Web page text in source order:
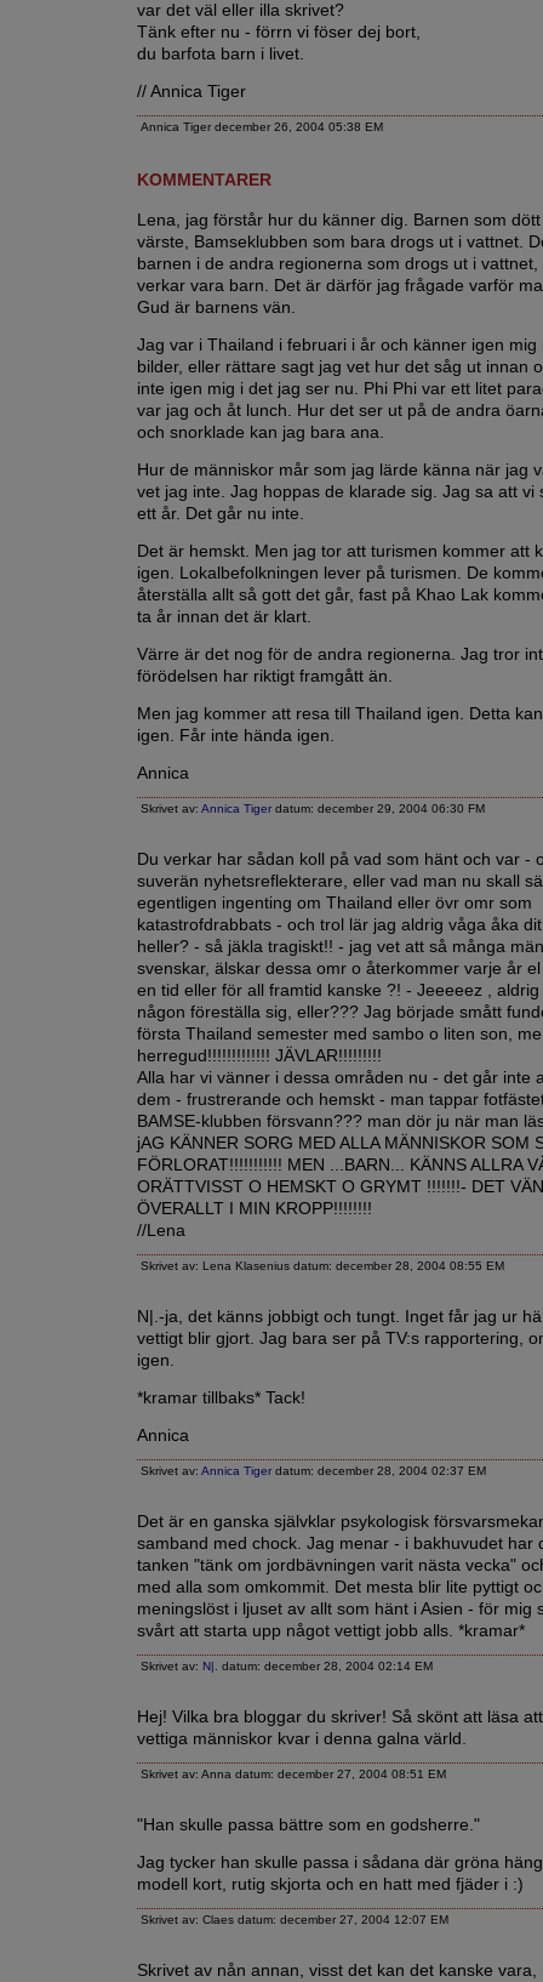
var det väl eller illa skrivet?
Tänk efter nu - förrn vi föser dej bort,
du barfota barn i livet.
// Annica Tiger
Annica Tiger december 26, 2004 05:38 EM
KOMMENTARER
Lena, jag förstår hur du känner dig. Barnen som
värste, Bamseklubben som bara drogs ut i vattnet.
barnen i de andra regionerna som drogs ut i
verkar vara barn. Det är därför jag frågade varför
Gud är barnens vän.
Jag var i Thailand i februari i år och känner igen mig
bilder, eller rättare sagt jag vet hur det såg ut innan
inte igen mig i det jag ser nu. Phi Phi var ett litet
var jag och åt lunch. Hur det ser ut på de andra
och snorklade kan jag bara ana.
Hur de människor mår som jag lärde känna när jag
vet jag inte. Jag hoppas de klarade sig. Jag sa att vi
ett år. Det går nu inte.
Det är hemskt. Men jag tor att turismen kommer att
igen. Lokalbefolkningen lever på turismen. De
återställa allt så gott det går, fast på Khao Lak
ta år innan det är klart.
Värre är det nog för de andra regionerna. Jag tror
förödelsen har riktigt framgått än.
Men jag kommer att resa till Thailand igen. Detta
igen. Får inte hända igen.
Annica
Skrivet av: Annica Tiger datum: december 29, 2004 06:30 FM
Du verkar har sådan koll på vad som hänt och var -
suverän nyhetsreflekterare, eller vad man nu skall
egentligen ingenting om Thailand eller övr omr som
katastrofdrabbats - och trol lär jag aldrig våga åka
heller? - så jäkla tragiskt!! - jag vet att så många
svenskar, älskar dessa omr o återkommer varje år
en tid eller för all framtid kanske ?! - Jeeeeez ,
någon föreställa sig, eller??? Jag började smått
första Thailand semester med sambo o liten son,
herregud!!!!!!!!!!!!! JÄVLAR!!!!!!!!!
Alla har vi vänner i dessa områden nu - det går inte
dem - frustrerande och hemskt - man tappar
BAMSE-klubben försvann??? man dör ju när man
jAG KÄNNER SORG MED ALLA MÄNNISKOR SOM
FÖRLORAT!!!!!!!!!!! MEN ...BARN... KÄNNS ALLRA
ORÄTTVISST O HEMSKT O GRYMT !!!!!!!- DET
ÖVERALLT I MIN KROPP!!!!!!!!
//Lena
Skrivet av: Lena Klasenius datum: december 28, 2004 08:55 EM
N|.-ja, det känns jobbigt och tungt. Inget får jag ur
vettigt blir gjort. Jag bara ser på TV:s rapportering,
igen.
*kramar tillbaks* Tack!
Annica
Skrivet av: Annica Tiger datum: december 28, 2004 02:37 EM
Det är en ganska självklar psykologisk
samband med chock. Jag menar - i bakhuvudet har
tanken "tänk om jordbävningen varit nästa vecka"
med alla som omkommit. Det mesta blir lite pyttigt
meningslöst i ljuset av allt som hänt i Asien - för mig
svårt att starta upp något vettigt jobb alls. *kramar*
Skrivet av: N|. datum: december 28, 2004 02:14 EM
Hej! Vilka bra bloggar du skriver! Så skönt att läsa
vettiga människor kvar i denna galna värld.
Skrivet av: Anna datum: december 27, 2004 08:51 EM
"Han skulle passa bättre som en godsherre."
Jag tycker han skulle passa i sådana där gröna
modell kort, rutig skjorta och en hatt med fjäder i :)
Skrivet av: Claes datum: december 27, 2004 12:07 EM
Skrivet av nån annan, visst det kan det kanske vara,